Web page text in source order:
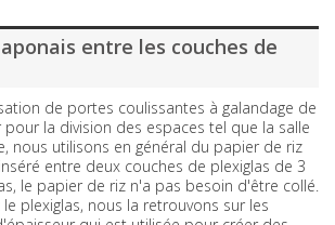
entre les couches de
de portes coulissantes à galandage de
la division des espaces tel que la salle
nous utilisons en général du papier de riz
entre deux couches de plexiglas de 3
le papier de riz n'a pas besoin d'être collé.
plexiglas, nous la retrouvons sur les